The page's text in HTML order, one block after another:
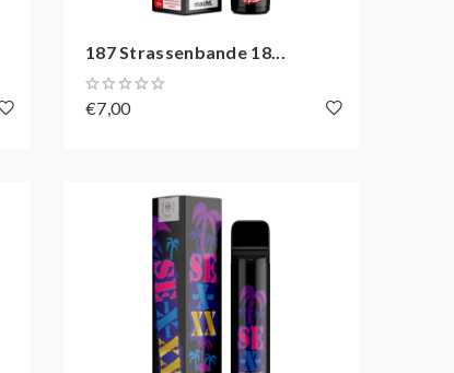
187 Strassenbande 18...
€7,00